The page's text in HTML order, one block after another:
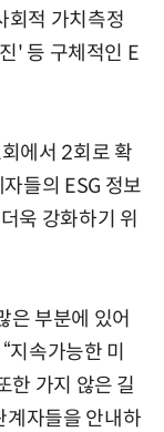
회적 가치측정
' 등 구체적인 E
에서 2회로 확
들의 ESG 정보
욱 강화하기 위
은 부분에 있어
지속가능한 미
한 가지 않은 길
계자들을 안내하